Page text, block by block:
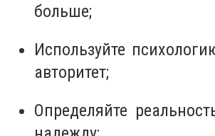
больше;
Используйте
авторитет;
Определяйте